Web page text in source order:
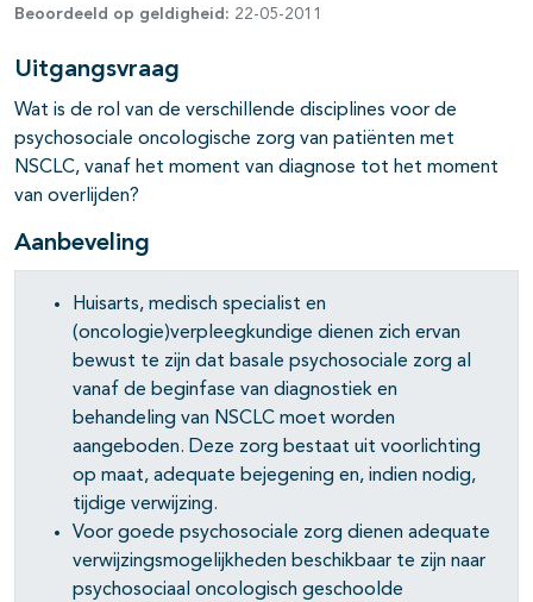
open- en dichtklappen
open- en dichtklappen
Beoordeeld op geldigheid: 22-05-2011
Uitgangsvraag
Wat is de rol van de verschillende disciplines voor de
psychosociale oncologische zorg van patiënten met
NSCLC, vanaf het moment van diagnose tot het moment
van overlijden?
Aanbeveling
Huisarts, medisch specialist en
(oncologie)verpleegkundige dienen zich ervan
bewust te zijn dat basale psychosociale zorg al
vanaf de beginfase van diagnostiek en
behandeling van NSCLC moet worden
aangeboden. Deze zorg bestaat uit voorlichting
op maat, adequate bejegening en, indien nodig,
tijdige verwijzing.
Voor goede psychosociale zorg dienen adequate
verwijzingsmogelijkheden beschikbaar te zijn naar
psychosociaal oncologisch geschoolde